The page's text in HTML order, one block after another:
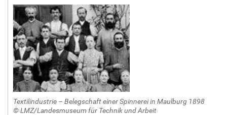
Textilindustrie – Belegschaft einer Spinnerei in Maulburg 1898
© LMZ/Landesmuseum für Technik und Arbeit